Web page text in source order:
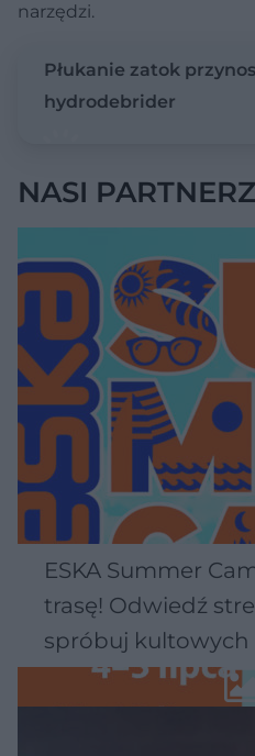
narzędzi.
Płukanie zatok
hydrodebrider
NASI
ESKA Summer
trasę! Odwiedź
spróbuj kultowych
Wawelu